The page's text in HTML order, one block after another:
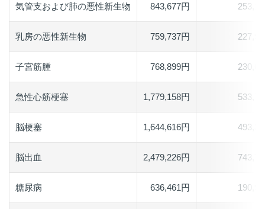
気管支および肺の悪性新生物 843,677円
乳房の悪性新生物 759,737円
子宮筋腫 768,899円
急性心筋梗塞 1,779,158円
脳梗塞 1,644,616円
脳出血 2,479,226円
糖尿病 636,461円